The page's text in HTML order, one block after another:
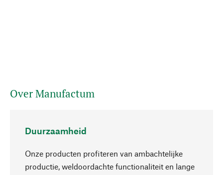
Over Manufactum
Duurzaamheid
Onze producten profiteren van ambachtelijke
productie, weldoordachte functionaliteit en lange